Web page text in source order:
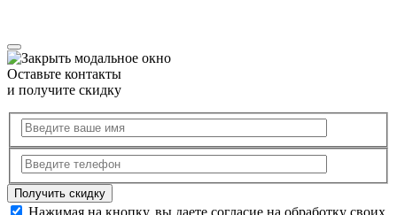
Оставьте контакты
и получите скидку
Нажимая на кнопку, вы даете согласие на обработку своих